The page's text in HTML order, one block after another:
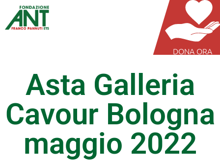
DONA ORA
Asta Galleria
Cavour Bologna
maggio 2022